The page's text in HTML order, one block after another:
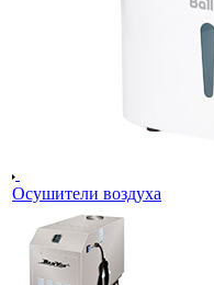
Осушители воздуха